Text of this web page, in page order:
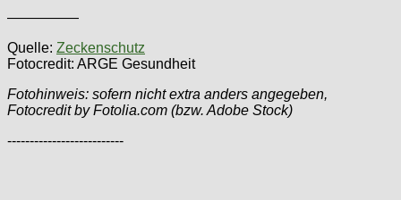
—————
Quelle: Zeckenschutz
Fotocredit: ARGE Gesundheit
Fotohinweis: sofern nicht extra anders angegeben,
Fotocredit by Fotolia.com (bzw. Adobe Stock)
--------------------------